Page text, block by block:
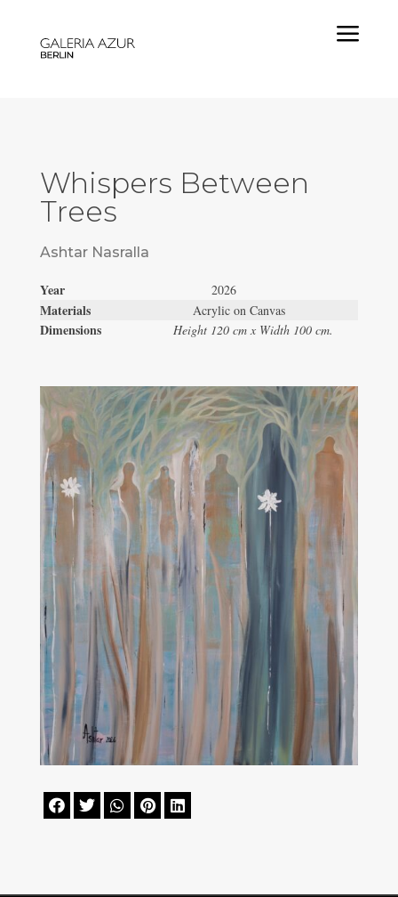
a
Whispers Between
Trees
Ashtar Nasralla
Year 2026
Materials Acrylic on Canvas
Dimensions Height 120 cm x Width 100 cm.
    